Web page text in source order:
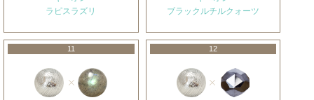
ラピスラズリ
ブラックルチルクォーツ
11 12